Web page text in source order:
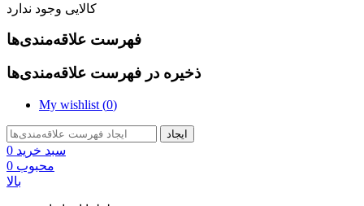
کالایی وجود ندارد
فهرست علاقه‌مندی‌ها
ذخیره در فهرست علاقه‌مندی‌ها
My wishlist (0)
ایجاد
سبد خرید 0
محبوب 0
بالا